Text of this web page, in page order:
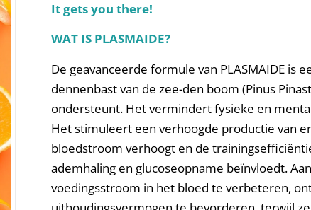
It gets you there!
WAT IS PLASMAIDE?
De geavanceerde formule van PLASMAIDE is
dennenbast van de zee-den boom (Pinus
ondersteunt. Het vermindert fysieke en
Het stimuleert een verhoogde productie van
bloedstroom verhoogt en de
ademhaling en glucoseopname beïnvloedt.
voedingsstroom in het bloed te verbeteren,